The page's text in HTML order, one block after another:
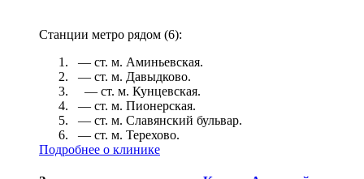
Станции метро рядом (6):
— ст. м. Аминьевская.
— ст. м. Давыдково.
— ст. м. Кунцевская.
— ст. м. Пионерская.
— ст. м. Славянский бульвар.
— ст. м. Терехово.
Подробнее о клинике